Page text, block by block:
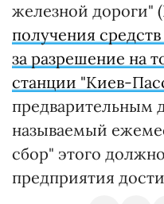
железной
получения
за разрешение на
станции "Киев-
предварительным
называемый
сбор" этого
предприятия